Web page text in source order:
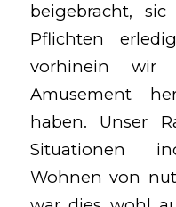
beigebracht,
Pflichten
vorhinein wir
Amusement
haben. Unser
Situationen
Wohnen von